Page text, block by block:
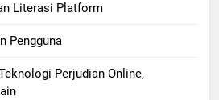
Literasi Platform
Pengguna
Perjudian Online,